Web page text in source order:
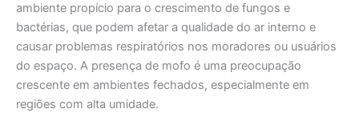
ambiente propício para o crescimento de fungos e
bactérias, que podem afetar a qualidade do ar interno e
causar problemas respiratórios nos moradores ou usuários
do espaço. A presença de mofo é uma preocupação
crescente em ambientes fechados, especialmente em
regiões com alta umidade.